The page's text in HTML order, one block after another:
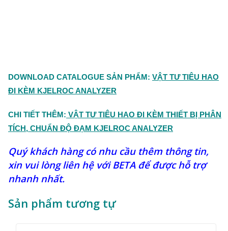
DOWNLOAD CATALOGUE SẢN PHẨM: VẬT TƯ TIÊU HAO
ĐI KÈM KJELROC ANALYZER
CHI TIẾT THÊM: VẬT TƯ TIÊU HAO ĐI KÈM THIẾT BỊ PHÂN
TÍCH, CHUẨN ĐỘ ĐẠM KJELROC ANALYZER
Quý khách hàng có nhu cầu thêm thông tin,
xin vui lòng liên hệ với BETA để được hỗ trợ
nhanh nhất.
Sản phẩm tương tự